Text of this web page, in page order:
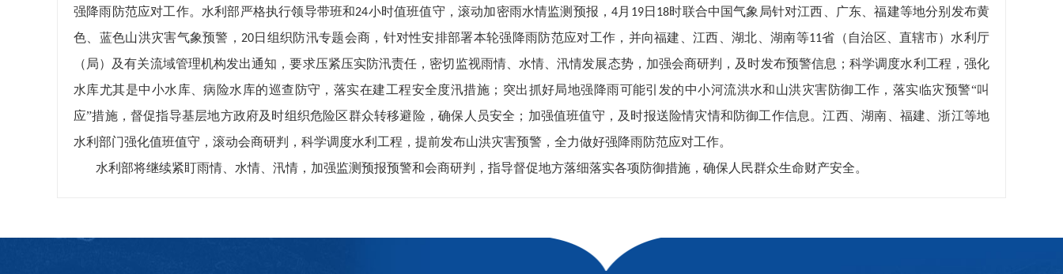
强降雨防范应对工作。水利部严格执行领导带班和24小时值班值守，滚动加密雨水情监测预报，4月 19日 18时联合中国气象局针对江西、广东、福建等地分别发布黄
色、蓝色山洪灾害气象预警， 20日组织防汛专题会商，针对性安排部署本轮强降雨防范应对工作，并向福建、江西、湖北、湖南等11省（自治区、直辖市）水利厅
（局）及有关流域管理机构发出通知，要求压紧压实防汛责任，密切监视雨情、水情、汛情发展态势，加强会商研判，及时发布预警信息；科学调度水利工程，强化
水库尤其是中小水库、病险水库的巡查防守，落实在建工程安全度汛措施；突出抓好局地强降雨可能引发的中小河流洪水和山洪灾害防御工作，落实临灾预警“叫
应”措施，督促指导基层地方政府及时组织危险区群众转移避险，确保人员安全；加强值班值守，及时报送险情灾情和防御工作信息。江西、湖南、福建、浙江等地
水利部门强化值班值守，滚动会商研判，科学调度水利工程，提前发布山洪灾害预警，全力做好强降雨防范应对工作。
水利部将继续紧盯雨情、水情、汛情，加强监测预报预警和会商研判，指导督促地方落细落实各项防御措施，确保人民群众生命财产安全。